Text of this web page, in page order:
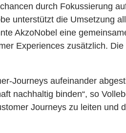
durch Fokussierung
unterstützt die Umsetzung
AkzoNobel eine
Experiences zusätzlich.
Journeys aufeinander
nachhaltig binden“, so
Journeys zu leiten und